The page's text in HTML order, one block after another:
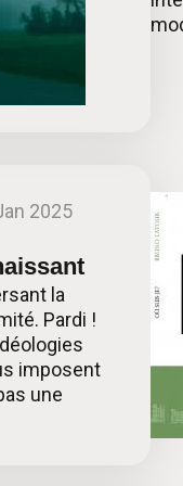
2025
la
Pardi !
imposent
une